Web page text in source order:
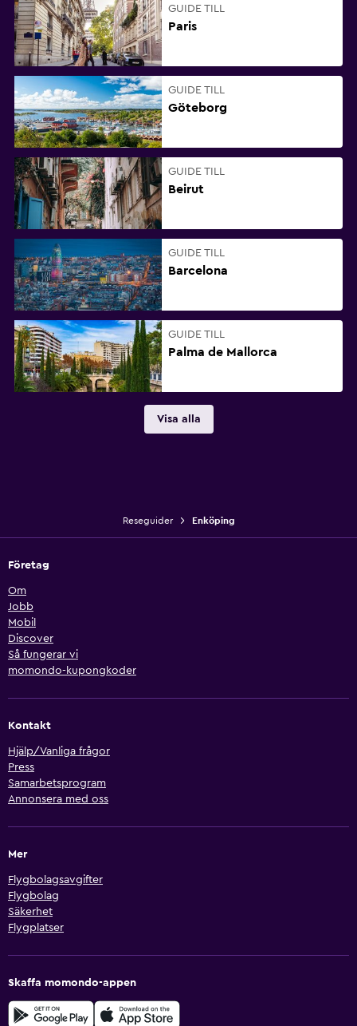
GUIDE TILL
Paris
GUIDE TILL
Göteborg
GUIDE TILL
Beirut
GUIDE TILL
Barcelona
GUIDE TILL
Palma de Mallorca
Visa alla
Reseguider Enköping
Företag
Om
Jobb
Mobil
Discover
Så fungerar vi
momondo-kupongkoder
Kontakt
Hjälp/Vanliga frågor
Press
Samarbetsprogram
Annonsera med oss
Mer
Flygbolagsavgifter
Flygbolag
Säkerhet
Flygplatser
Skaffa momondo-appen